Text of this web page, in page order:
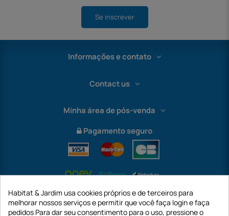
Se inscrever
Informações e contato
Contact us
Minha área de pós-venda
Pagamento seguro
Habitat & Jardim usa cookies próprios e de terceiros para
melhorar nossos serviços e permitir que você faça login e faça
pedidos Para dar seu consentimento para o uso, pressione o